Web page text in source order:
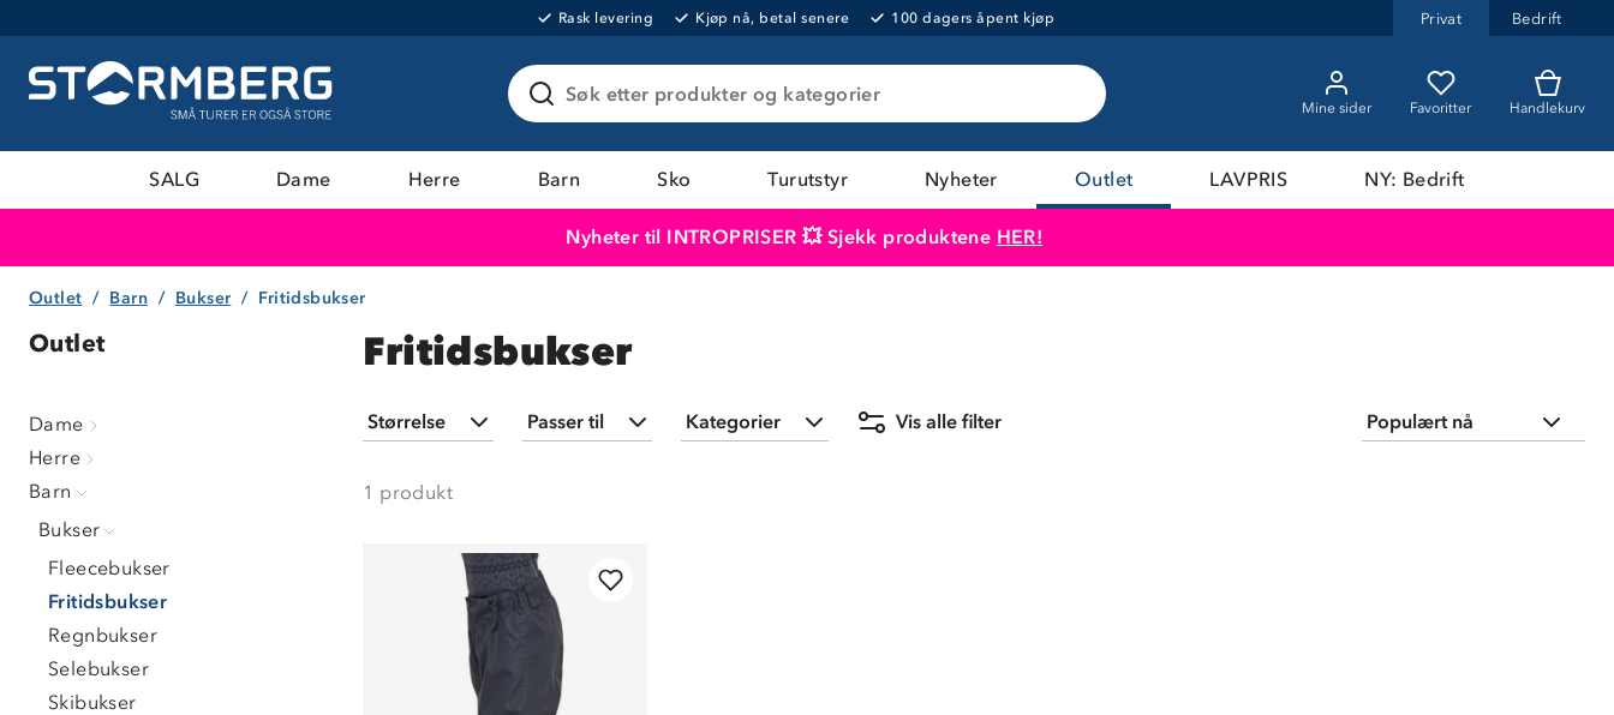
Rask levering Kjøp nå, betal senere 100 dagers åpent kjøp Privat Bedrift
Søk etter produkter og kategorier
Mine sider Favoritter Handlekurv
SALG Dame Herre Barn Sko Turutstyr Nyheter Outlet LAVPRIS NY: Bedrift
Nyheter til INTROPRISER 💥 Sjekk produktene HER!
Outlet Barn Bukser Fritidsbukser
Outlet
Dame
Herre
Barn
Bukser
Fleecebukser
Fritidsbukser
Regnbukser
Selebukser
Skibukser
Fritidsbukser
Størrelse
98 (1
Passer til Kategorier Vis alle filter
1 produkt